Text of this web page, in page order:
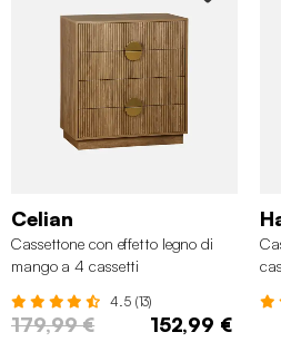
Celian
Cassettone con effetto legno di
mango a 4 cassetti
4.5 (13)
179,99 € 152,99 €